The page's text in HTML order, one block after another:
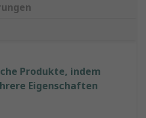
Produkte, indem
Eigenschaften